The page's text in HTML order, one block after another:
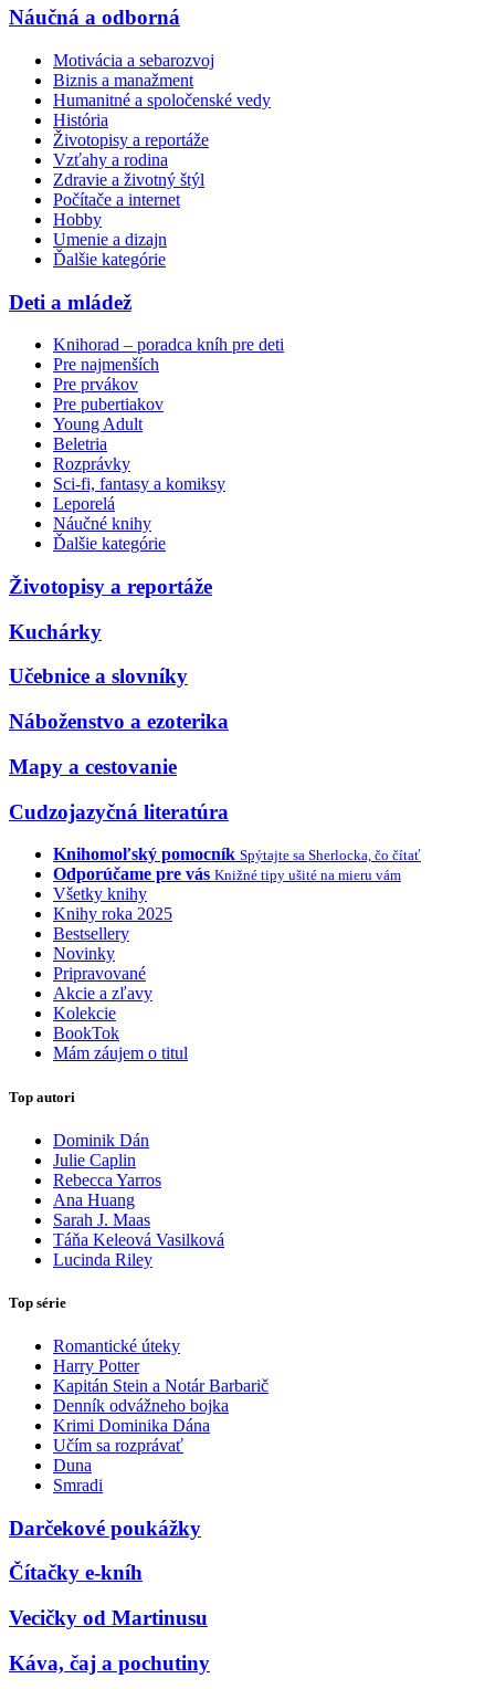
Náučná a odborná
Motivácia a sebarozvoj
Biznis a manažment
Humanitné a spoločenské vedy
História
Životopisy a reportáže
Vzťahy a rodina
Zdravie a životný štýl
Počítače a internet
Hobby
Umenie a dizajn
Ďalšie kategórie
Deti a mládež
Knihorad – poradca kníh pre deti
Pre najmenších
Pre prvákov
Pre pubertiakov
Young Adult
Beletria
Rozprávky
Sci-fi, fantasy a komiksy
Leporelá
Náučné knihy
Ďalšie kategórie
Životopisy a reportáže
Kuchárky
Učebnice a slovníky
Náboženstvo a ezoterika
Mapy a cestovanie
Cudzojazyčná literatúra
Knihomoľský pomocník Spýtajte sa Sherlocka, čo čítať
Odporúčame pre vás Knižné tipy ušité na mieru vám
Všetky knihy
Knihy roka 2025
Bestsellery
Novinky
Pripravované
Akcie a zľavy
Kolekcie
BookTok
Mám záujem o titul
Top autori
Dominik Dán
Julie Caplin
Rebecca Yarros
Ana Huang
Sarah J. Maas
Táňa Keleová Vasilková
Lucinda Riley
Top série
Romantické úteky
Harry Potter
Kapitán Stein a Notár Barbarič
Denník odvážneho bojka
Krimi Dominika Dána
Učím sa rozprávať
Duna
Smradi
Darčekové poukážky
Čítačky e-kníh
Vecičky od Martinusu
Káva, čaj a pochutiny